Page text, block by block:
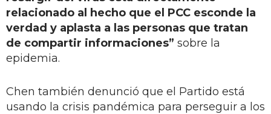
relacionado al hecho que el PCC esconde la
verdad y aplasta a las personas que tratan
de compartir informaciones” sobre la
epidemia.
Chen también denunció que el Partido está
usando la crisis pandémica para perseguir a los